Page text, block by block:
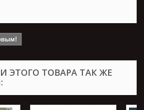
ЭТОГО ТОВАРА ТАК ЖЕ